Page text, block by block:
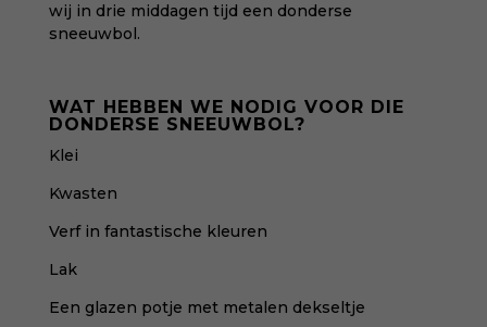
wij in drie middagen tijd een donderse
sneeuwbol.
WAT HEBBEN WE NODIG VOOR DIE
DONDERSE SNEEUWBOL?
Klei
Kwasten
Verf in fantastische kleuren
Lak
Een glazen potje met metalen dekseltje